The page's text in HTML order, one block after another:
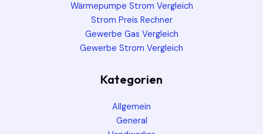
Wärmepumpe Strom Vergleich
Strom Preis Rechner
Gewerbe Gas Vergleich
Gewerbe Strom Vergleich
Kategorien
Allgemein
General